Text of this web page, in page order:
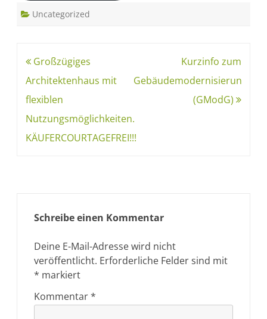
Uncategorized
Großzügiges
Architektenhaus mit
flexiblen
Nutzungsmöglichkeiten.
KÄUFERCOURTAGEFREI!!!
Kurzinfo zum
(GModG)
Schreibe einen Kommentar
Deine E-Mail-Adresse wird nicht
veröffentlicht. Erforderliche Felder sind mit
* markiert
Kommentar*